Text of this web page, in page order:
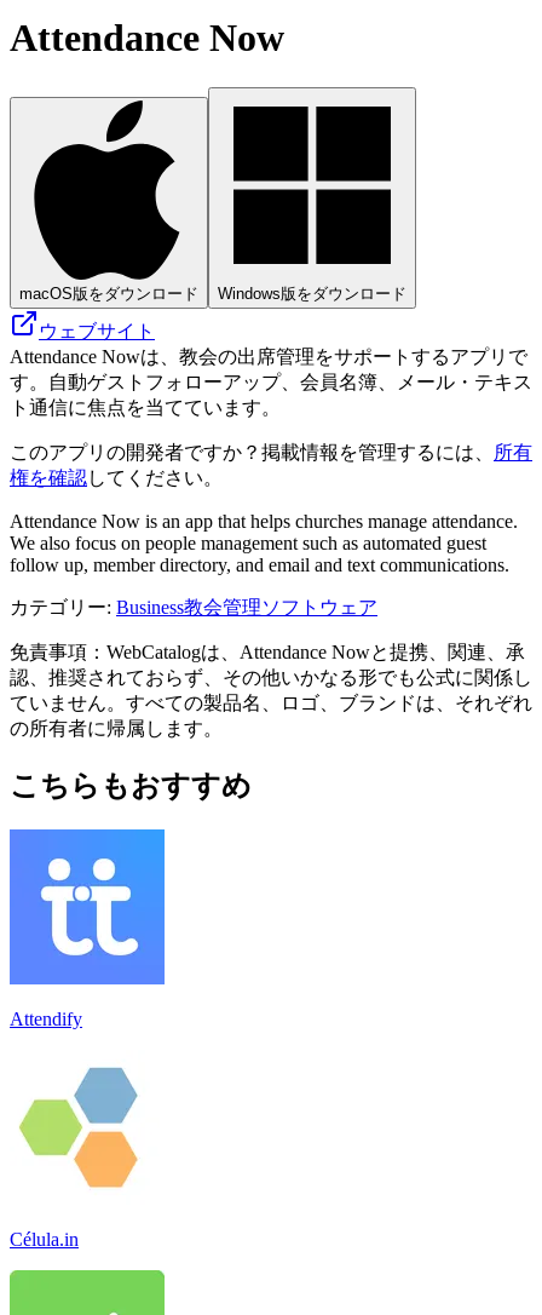
Attendance Now
macOS版をダウンロード Windows版をダウンロード
ウェブサイト
Attendance Nowは、教会の出席管理をサポートするアプリで
す。自動ゲストフォローアップ、会員名簿、メール・テキス
ト通信に焦点を当てています。
このアプリの開発者ですか？掲載情報を管理するには、
所有
権を確認してください。
Attendance Now is an app that helps churches manage attendance.
We also focus on people management such as automated guest
follow up, member directory, and email and text communications.
カテゴリー: Business教会管理ソフトウェア
免責事項：WebCatalogは、Attendance Nowと提携、関連、承
認、推奨されておらず、その他いかなる形でも公式に関係し
ていません。すべての製品名、ロゴ、ブランドは、それぞれ
の所有者に帰属します。
こちらもおすすめ
Attendify
Célula.in